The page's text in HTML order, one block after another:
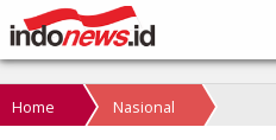
Home Nasional